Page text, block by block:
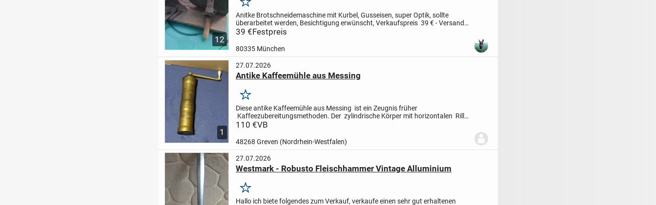
12
Merken
Anitke Brotschneidemaschine mit Kurbel, Gusseisen, super Optik, sollte
überarbeitet werden, Besichtigung erwünscht, Verkaufspreis 39 € - Versand
möglich (wird gut verpackt) 9 € - Bezahlung: Bar,...
39 €Festpreis
80335 München
1
27.07.2026
Antike Kaffeemühle aus Messing
Merken
Diese antike Kaffeemühle aus Messing ist ein Zeugnis früher
Kaffeezubereitungsmethoden. Der zylindrische Körper mit horizontalen Rillen
und der seitlich montierte Handkurbel zeigen ein funktional...
110 €VB
48268 Greven (Nordrhein-Westfalen)
27.07.2026
Westmark - Robusto Fleischhammer Vintage Alluminium
Merken
Hallo ich biete folgendes zum Verkauf, verkaufe einen sehr gut erhaltenen